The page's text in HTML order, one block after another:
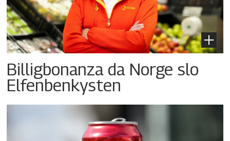
Billigbonanza da Norge slo
Elfenbenkysten